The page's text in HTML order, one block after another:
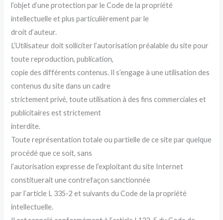
l’objet d’une protection par le Code de la propriété
intellectuelle et plus particulièrement par le
droit d’auteur.
L’Utilisateur doit solliciter l’autorisation préalable du site pour
toute reproduction, publication,
copie des différents contenus. Il s’engage à une utilisation des
contenus du site dans un cadre
strictement privé, toute utilisation à des fins commerciales et
publicitaires est strictement
interdite.
Toute représentation totale ou partielle de ce site par quelque
procédé que ce soit, sans
l’autorisation expresse de l’exploitant du site Internet
constituerait une contrefaçon sanctionnée
par l’article L 335-2 et suivants du Code de la propriété
intellectuelle.